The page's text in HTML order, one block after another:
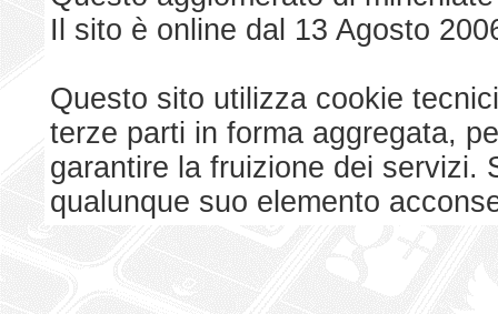
Il sito è online dal 13 Agosto
Questo sito utilizza cookie
terze parti in forma aggregata,
garantire la fruizione dei servizi.
qualunque suo elemento